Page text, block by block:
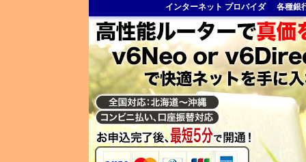
インターネット プロバイダ 各種銀